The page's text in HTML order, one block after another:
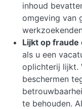
inhoud
omgeving van
Lijkt op
als u een
oplichterij lijkt.
beschermen
te behouden.